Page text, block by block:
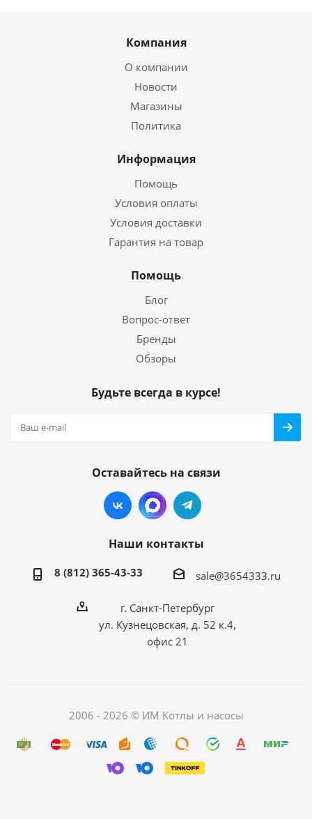
Компания
О компании
Новости
Магазины
Политика
Информация
Помощь
Условия оплаты
Условия доставки
Гарантия на товар
Помощь
Блог
Вопрос-ответ
Бренды
Обзоры
Будьте всегда в курсе!
Оставайтесь на связи
Наши контакты
8 (812) 365-43-33 sale@3654333.ru
г. Санкт-Петербург
ул. Кузнецовская, д. 52 к.4,
офис 21
2006 - 2026 © ИМ Котлы и насосы